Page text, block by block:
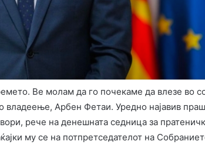
Ве молам да го почекаме да влезе во
владеење, Арбен Фетаи. Уредно најавив
рече на денешната седница за
му се на потпретседателот на